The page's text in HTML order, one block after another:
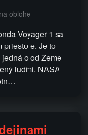
oblohe
Voyager 1 sa
priestore. Je to
o od Zeme
ľuďmi. NASA